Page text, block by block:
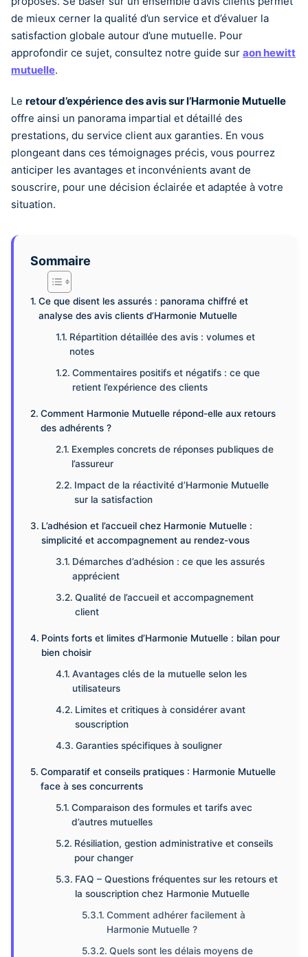
de mieux cerner la qualité d’un service et d’évaluer la
satisfaction globale autour d’une mutuelle. Pour
approfondir ce sujet, consultez notre guide sur aon hewitt
mutuelle.
Le retour d’expérience des avis sur l’Harmonie Mutuelle
offre ainsi un panorama impartial et détaillé des
prestations, du service client aux garanties. En vous
plongeant dans ces témoignages précis, vous pourrez
anticiper les avantages et inconvénients avant de
souscrire, pour une décision éclairée et adaptée à votre
situation.
Sommaire
Ce que disent les assurés : panorama chiffré et
analyse des avis clients d’Harmonie Mutuelle
Répartition détaillée des avis : volumes et
notes
Commentaires positifs et négatifs : ce que
retient l’expérience des clients
Comment Harmonie Mutuelle répond-elle aux retours
des adhérents ?
Exemples concrets de réponses publiques de
l’assureur
Impact de la réactivité d’Harmonie Mutuelle
sur la satisfaction
L’adhésion et l’accueil chez Harmonie Mutuelle :
simplicité et accompagnement au rendez-vous
Démarches d’adhésion : ce que les assurés
apprécient
Qualité de l’accueil et accompagnement
client
Points forts et limites d’Harmonie Mutuelle : bilan pour
bien choisir
Avantages clés de la mutuelle selon les
utilisateurs
Limites et critiques à considérer avant
souscription
Garanties spécifiques à souligner
Comparatif et conseils pratiques : Harmonie Mutuelle
face à ses concurrents
Comparaison des formules et tarifs avec
d’autres mutuelles
Résiliation, gestion administrative et conseils
pour changer
FAQ – Questions fréquentes sur les retours et
la souscription chez Harmonie Mutuelle
Comment adhérer facilement à
Harmonie Mutuelle ?
Quels sont les délais moyens de